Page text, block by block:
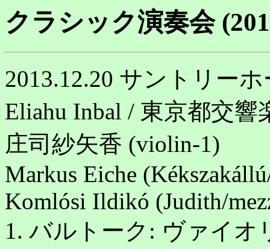
クラシック演奏会
2013.12.20 サントリー
Eliahu Inbal / 東京都交響
庄司紗矢香 (violin-1)
Markus Eiche
Komlósi Ildikó (Judith/
1. バルトーク: ヴァイオ